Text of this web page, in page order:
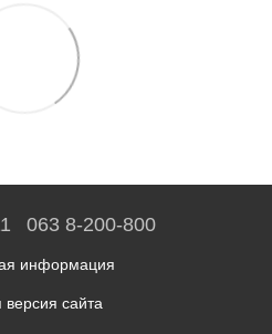
063 8-200-800
информация
сайта